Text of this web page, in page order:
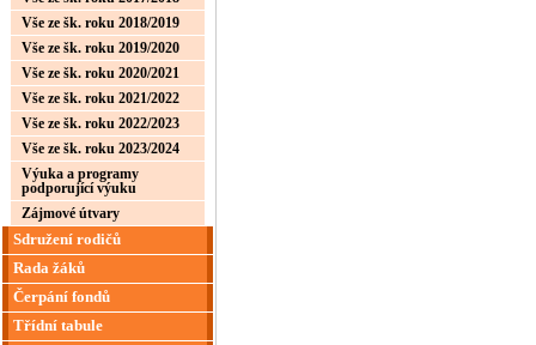
Vše ze šk. roku 2018/2019
Vše ze šk. roku 2019/2020
Vše ze šk. roku 2020/2021
Vše ze šk. roku 2021/2022
Vše ze šk. roku 2022/2023
Vše ze šk. roku 2023/2024
Výuka a programy
podporující výuku
Zájmové útvary
Sdružení rodičů
Rada žáků
Čerpání fondů
Třídní tabule